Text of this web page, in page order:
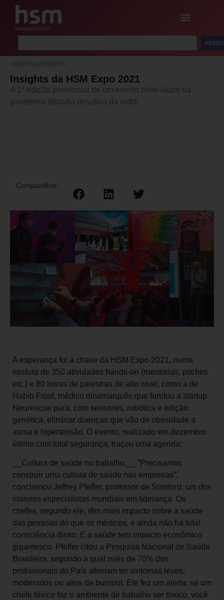
DIRETO AO PONTO
Insights da HSM Expo 2021
A 1ª edição presencial de um evento nível latam na
pandemia discutiu desafios da volta
Compartilhar:
A esperança foi a chave da HSM Expo 2021, numa
mistura de 350 atividades hands-on (mentorias, pitches
etc.) e 80 horas de palestras de alto nível, como a de
Habib Frost, médico dinamarquês que fundou a startup
Neurescue para, com sensores, robótica e edição
genética, eliminar doenças que vão de obesidade a
asma e hipertensão. O evento, realizado em dezembro
último com total segurança, traçou uma agenda:
__Cultura de saúde no trabalho.__ “Precisamos
construir uma cultura de saúde nas empresas”,
conclamou Jeffrey Pfeffer, professor de Stanford, um dos
maiores especialistas mundiais em liderança. Os
chefes, segundo ele, têm mais impacto sobre a saúde
das pessoas do que os médicos, e ainda não há total
consciência disso. E a saúde tem impacto econômico
gigantesco. Pfeffer citou a Pesquisa Nacional de Saúde
Brasileira, segundo a qual mais de 70% dos
profissionais do País afirmam ter sintomas leves,
moderados ou altos de burnout. Ele fez um alerta: se um
chefe tóxico faz o ambiente de trabalho ser tóxico, você